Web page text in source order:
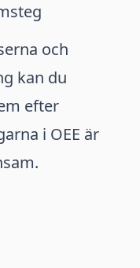
och
kan du
efter
i OEE är